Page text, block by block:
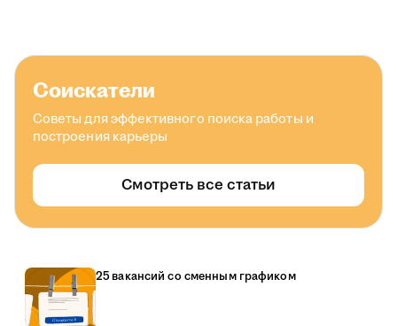
Соискатели
Советы для эффективного поиска работы и
построения карьеры
Смотреть все статьи
25 вакансий со сменным графиком